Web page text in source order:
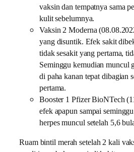
vaksin dan tempatnya sama
kulit sebelumnya.
Vaksin 2 Moderna
yang disuntik. Efek sakit
tidak sesakit yang pertama,
Seminggu kemudian muncul
di paha kanan tepat dibagian
pertama.
Booster 1 Pfizer BioNTech
efek apapun sampai
herpes muncul setelah 5,6
Ruam bintil merah setelah 2 kali